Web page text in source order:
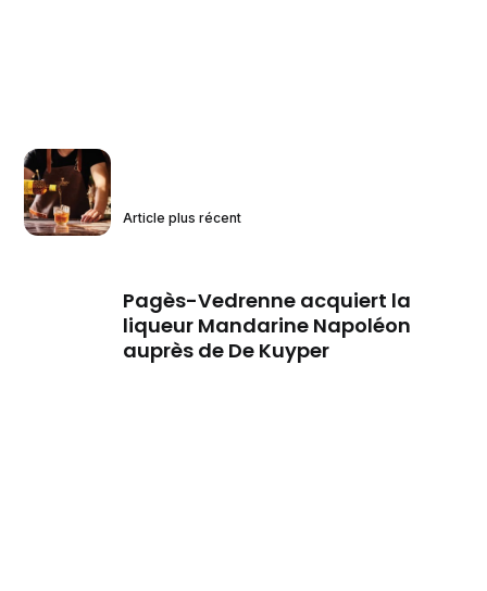
Article plus récent
Pagès-Vedrenne acquiert la
liqueur Mandarine Napoléon
auprès de De Kuyper